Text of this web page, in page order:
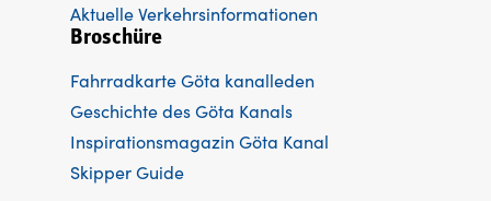
Aktuelle Verkehrsinformationen
Broschüre
Fahrradkarte Göta kanalleden
Geschichte des Göta Kanals
Inspirationsmagazin Göta Kanal
Skipper Guide